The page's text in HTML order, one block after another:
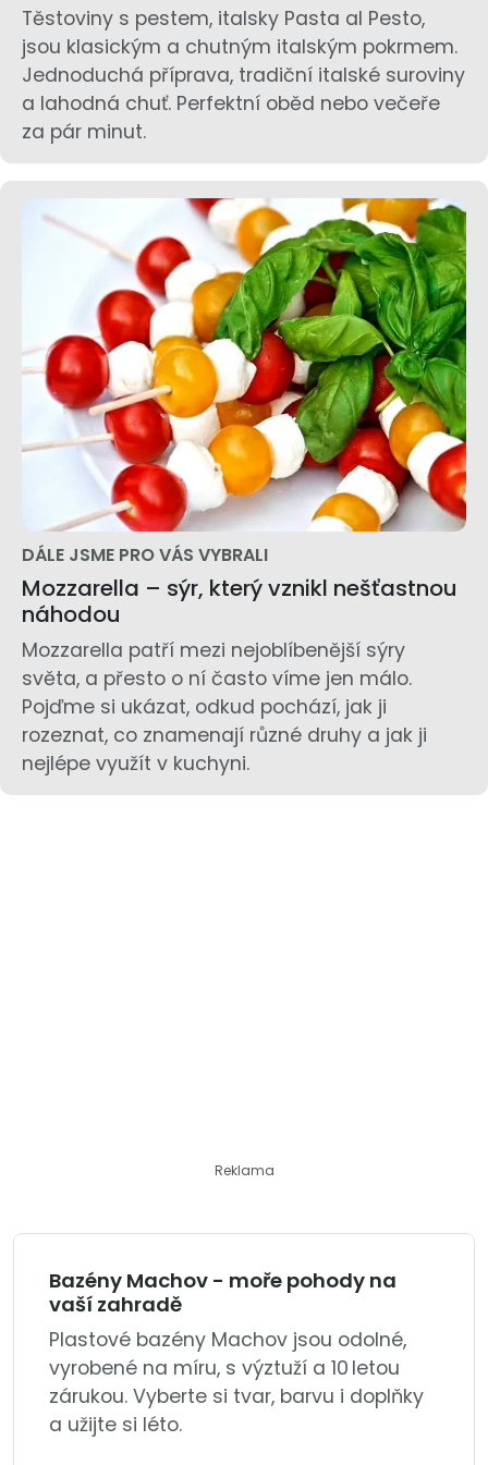
Těstoviny s pestem, italsky Pasta al Pesto,
jsou klasickým a chutným italským pokrmem.
Jednoduchá příprava, tradiční italské suroviny
a lahodná chuť. Perfektní oběd nebo večeře
za pár minut.
DÁLE JSME PRO VÁS VYBRALI
Mozzarella – sýr, který vznikl nešťastnou
náhodou
Mozzarella patří mezi nejoblíbenější sýry
světa, a přesto o ní často víme jen málo.
Pojďme si ukázat, odkud pochází, jak ji
rozeznat, co znamenají různé druhy a jak ji
nejlépe využít v kuchyni.
Reklama
Bazény Machov - moře pohody na
vaší zahradě
Plastové bazény Machov jsou odolné,
vyrobené na míru, s výztuží a 10 letou
zárukou. Vyberte si tvar, barvu i doplňky
a užijte si léto.